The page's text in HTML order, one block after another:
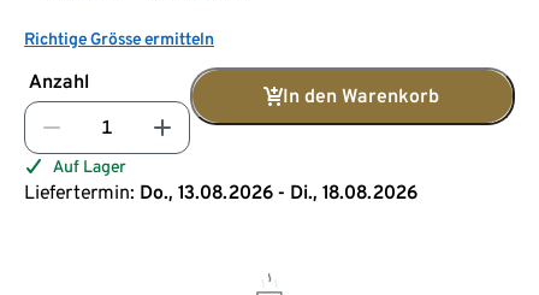
Richtige Grösse ermitteln
Anzahl
In den Warenkorb
Auf Lager
Liefertermin: Do., 13.08.2026 - Di., 18.08.2026